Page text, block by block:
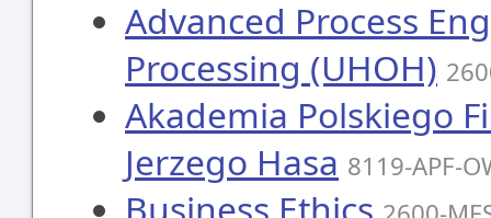
Advanced Process
Processing (UHOH)
Akademia Polskiego
Jerzego Hasa 8119-APF-